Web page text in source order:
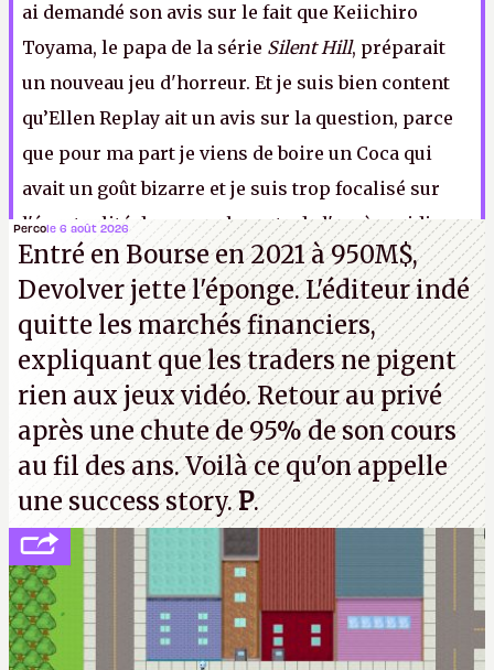
ai demandé son avis sur le fait que Keiichiro
Toyama, le papa de la série Silent Hill, préparait
un nouveau jeu d'horreur. Et je suis bien content
qu’Ellen Replay ait un avis sur la question, parce
que pour ma part je viens de boire un Coca qui
avait un goût bizarre et je suis trop focalisé sur
l'éventualité de passer le reste de l'après-midi aux
toilettes pour me concentrer sur une telle
nouvelle.N.M.
Percole 6 août 2026
Entré en Bourse en 2021 à 950M$,
Devolver jette l'éponge. L'éditeur indé
quitte les marchés financiers,
expliquant que les traders ne pigent
rien aux jeux vidéo. Retour au privé
après une chute de 95% de son cours
au fil des ans. Voilà ce qu'on appelle
une success story.P.